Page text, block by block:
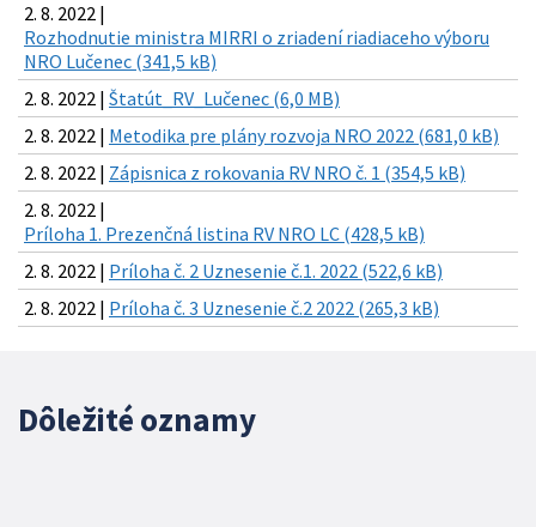
2. 8. 2022 |
Rozhodnutie ministra MIRRI o zriadení riadiaceho výboru
NRO Lučenec (341,5 kB)
2. 8. 2022 | Štatút_RV_Lučenec (6,0 MB)
2. 8. 2022 | Metodika pre plány rozvoja NRO 2022 (681,0 kB)
2. 8. 2022 | Zápisnica z rokovania RV NRO č. 1 (354,5 kB)
2. 8. 2022 |
Príloha 1. Prezenčná listina RV NRO LC (428,5 kB)
2. 8. 2022 | Príloha č. 2 Uznesenie č.1. 2022 (522,6 kB)
2. 8. 2022 | Príloha č. 3 Uznesenie č.2 2022 (265,3 kB)
Dôležité oznamy